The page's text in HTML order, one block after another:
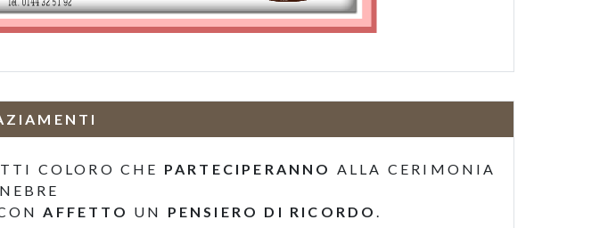
COLORO CHE PARTECIPERANNO ALLA CERIMONIA
AFFETTO UN PENSIERO DI RICORDO.